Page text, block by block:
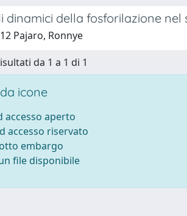
dinamici della fosforilazione nel
Pajaro, Ronnye
da 1 a 1 di 1
icone
accesso aperto
accesso riservato
embargo
file disponibile